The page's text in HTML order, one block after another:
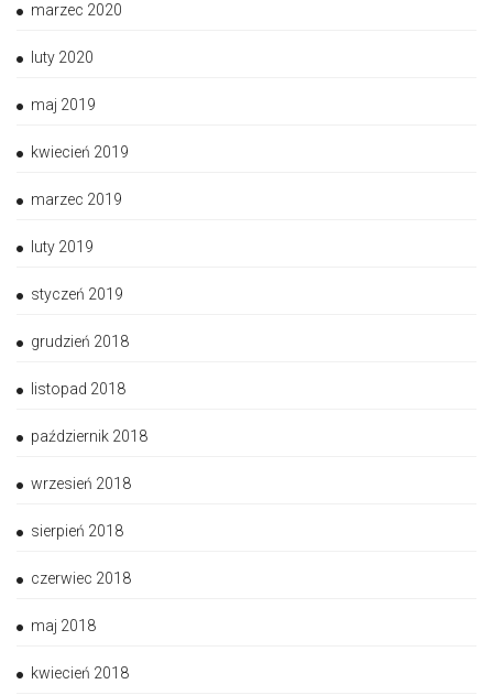
marzec 2020
luty 2020
maj 2019
kwiecień 2019
marzec 2019
luty 2019
styczeń 2019
grudzień 2018
listopad 2018
październik 2018
wrzesień 2018
sierpień 2018
czerwiec 2018
maj 2018
kwiecień 2018